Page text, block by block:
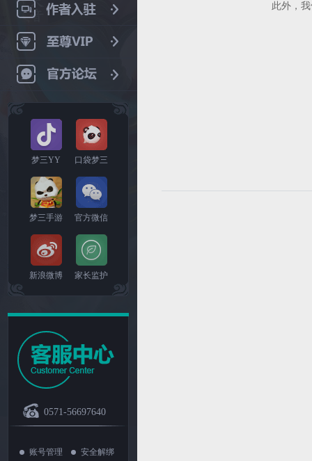
梦三YY 口袋梦三
梦三手游 官方微信
新浪微博 家长监护
0571-56697640
账号管理 安全解绑
此外，我们